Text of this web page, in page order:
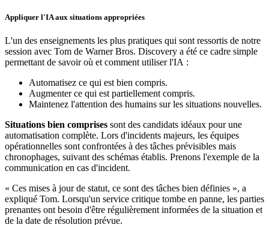
Appliquer l'IA aux situations appropriées
L'un des enseignements les plus pratiques qui sont ressortis de notre
session avec Tom de Warner Bros. Discovery a été ce cadre simple
permettant de savoir où et comment utiliser l'IA :
Automatisez ce qui est bien compris.
Augmenter ce qui est partiellement compris.
Maintenez l'attention des humains sur les situations nouvelles.
Situations bien comprises sont des candidats idéaux pour une
automatisation complète. Lors d'incidents majeurs, les équipes
opérationnelles sont confrontées à des tâches prévisibles mais
chronophages, suivant des schémas établis. Prenons l'exemple de la
communication en cas d'incident.
« Ces mises à jour de statut, ce sont des tâches bien définies », a
expliqué Tom. Lorsqu'un service critique tombe en panne, les parties
prenantes ont besoin d'être régulièrement informées de la situation et
de la date de résolution prévue.